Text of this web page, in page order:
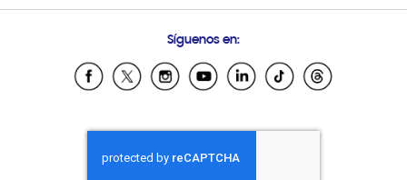
Samsung Ecuador
Samsung El Salvador
Samsung Honduras
Samsung Nicaragua
Síguenos en: